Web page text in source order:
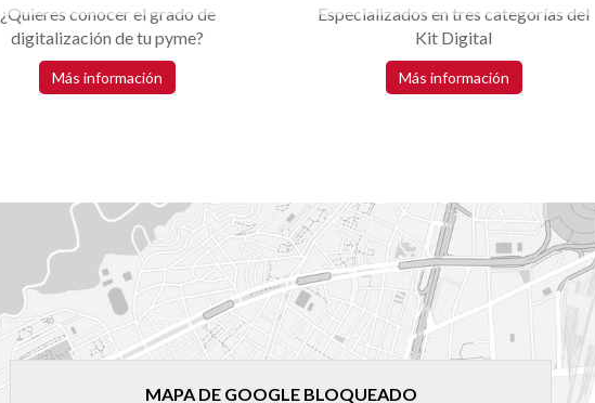
¿Quieres conocer el grado de
digitalización de tu pyme?
Más información
Especializados en tres categorías del
Kit Digital
Más información
MAPA DE GOOGLE BLOQUEADO